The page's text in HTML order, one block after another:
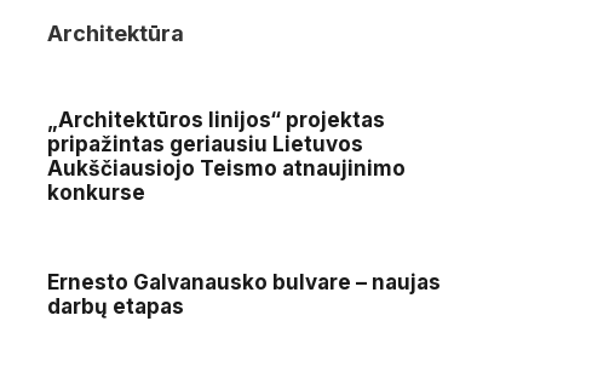
Architektūra
„Architektūros linijos“ projektas
pripažintas geriausiu Lietuvos
Aukščiausiojo Teismo atnaujinimo
konkurse
Ernesto Galvanausko bulvare – naujas
darbų etapas